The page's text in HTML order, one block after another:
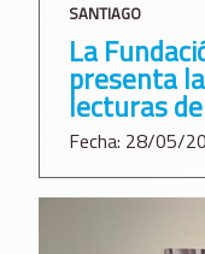
SANTIAGO
La
presenta
lecturas
Fecha: 28/05/